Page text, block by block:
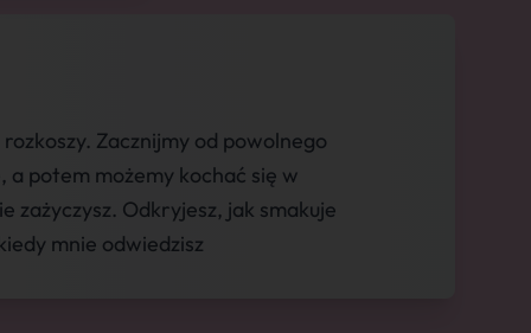
Zacznijmy od powolnego
potem możemy kochać się w
zażyczysz. Odkryjesz, jak smakuje
mnie odwiedzisz